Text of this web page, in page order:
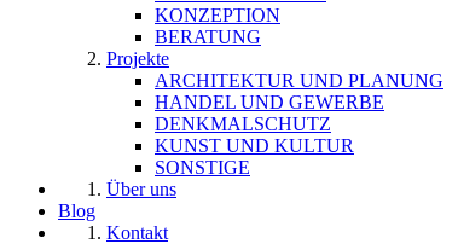
KONZEPTION
BERATUNG
Projekte
ARCHITEKTUR UND PLANUNG
HANDEL UND GEWERBE
DENKMALSCHUTZ
KUNST UND KULTUR
SONSTIGE
Über uns
Blog
Kontakt